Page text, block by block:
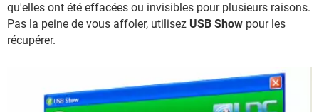
qu'elles ont été effacées ou invisibles pour plusieurs raisons.
Pas la peine de vous affoler, utilisez USB Show pour les
récupérer.